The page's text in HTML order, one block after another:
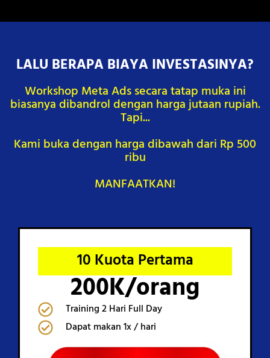
LALU BERAPA BIAYA INVESTASINYA?
Workshop Meta Ads secara tatap muka ini
biasanya dibandrol dengan harga jutaan rupiah.
Tapi...
Kami buka dengan harga dibawah dari Rp 500
ribu
MANFAATKAN!
10 Kuota Pertama
200K/orang
Training 2 Hari Full Day
Dapat makan 1x / hari